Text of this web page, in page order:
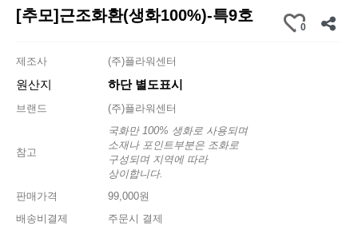
[추모]근조화환(생화100%)-특9호
0
제조사 (주)플라워센터
원산지 하단 별도표시
브랜드 (주)플라워센터
참고
국화만 100% 생화로 사용되며
소재나 포인트부분은 조화로
구성되며 지역에 따라
상이합니다.
판매가격
99,000원
배송비결제
주문시 결제